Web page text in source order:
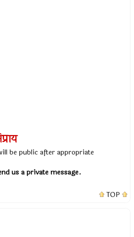
be public after appropriate
us a private message.
TOP